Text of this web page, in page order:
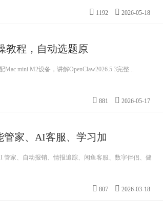
1192 2026-05-18
教程，自动选题原
mini M2设备，讲解OpenClaw2026.5.3完整...
881 2026-05-17
管家、AI客服、学习加
管家、自动报销、情报追踪、闲鱼客服、数字伴侣、健
807 2026-03-18